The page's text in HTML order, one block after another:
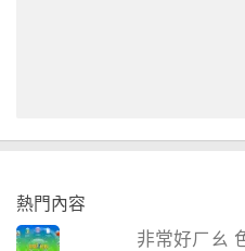
熱門內容
非常好ㄏㄠ